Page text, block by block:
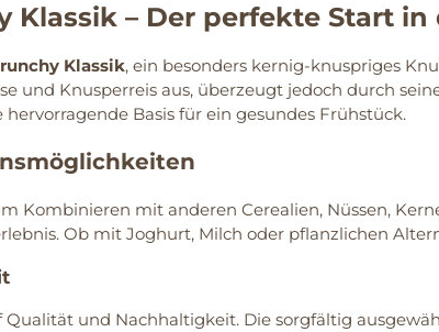
Klassik – Der perfekte Start in
Klassik, ein besonders kernig-knuspriges
und Knusperreis aus, überzeugt jedoch durch
Basis für ein gesundes Frühstück.
Kombinieren mit anderen Cerealien, Nüssen,
Ob mit Joghurt, Milch oder pflanzlichen
und Nachhaltigkeit. Die sorgfältig